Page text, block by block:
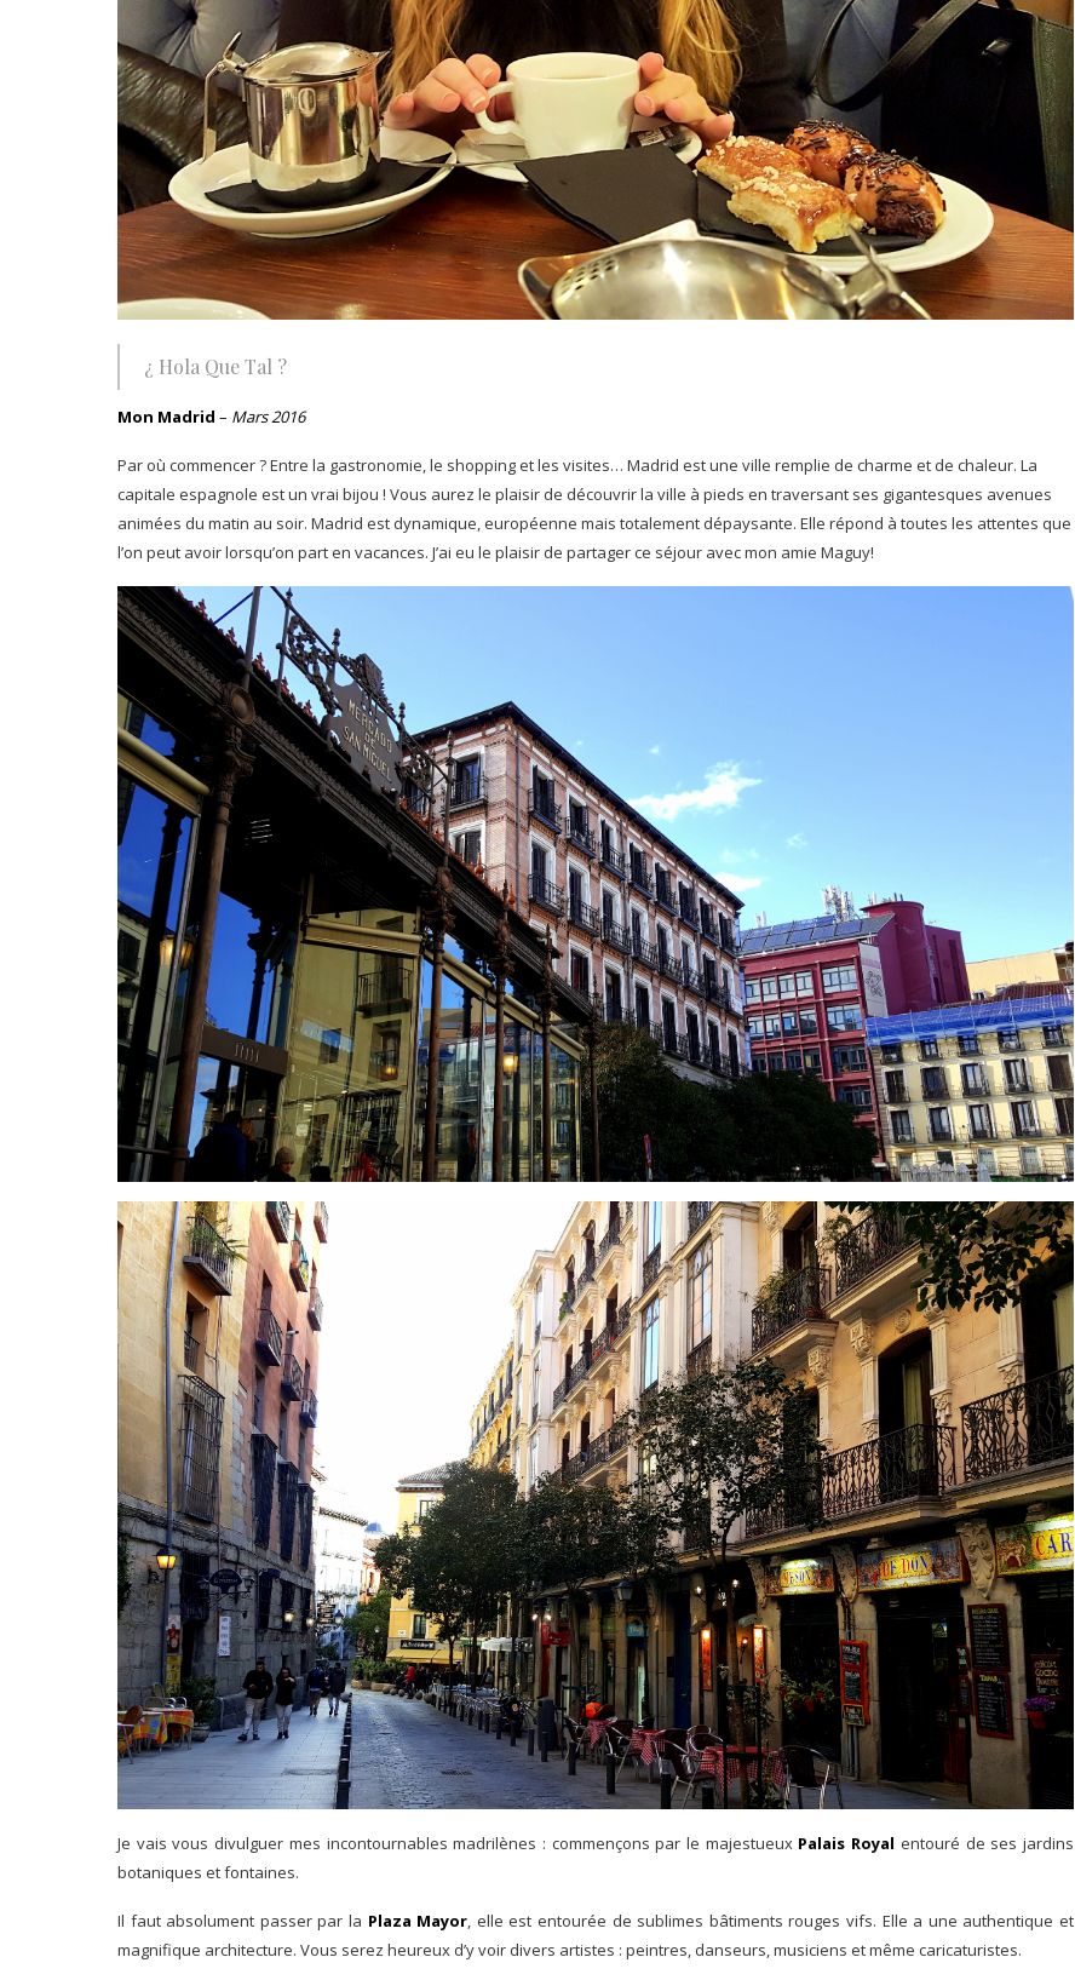
¿ Hola Que Tal ?
Mon Madrid – Mars 2016
Par où commencer ? Entre la gastronomie, le shopping et les visites… Madrid est une ville remplie de charme et de chaleur. La
capitale espagnole est un vrai bijou ! Vous aurez le plaisir de découvrir la ville à pieds en traversant ses gigantesques avenues
animées du matin au soir. Madrid est dynamique, européenne mais totalement dépaysante. Elle répond à toutes les attentes que
l’on peut avoir lorsqu’on part en vacances. J’ai eu le plaisir de partager ce séjour avec mon amie Maguy!
Je vais vous divulguer mes incontournables madrilènes : commençons par le majestueux Palais Royal entouré de ses jardins
botaniques et fontaines.
Il faut absolument passer par la Plaza Mayor, elle est entourée de sublimes bâtiments rouges vifs. Elle a une authentique et
magnifique architecture. Vous serez heureux d’y voir divers artistes : peintres, danseurs, musiciens et même caricaturistes.